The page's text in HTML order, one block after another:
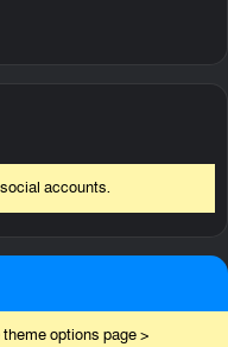
accounts.
options page >